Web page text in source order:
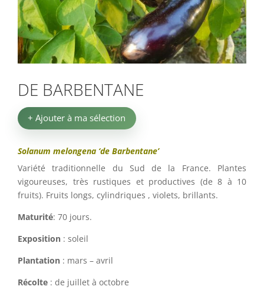
DE BARBENTANE
+ Ajouter à ma sélection
Solanum melongena ‘de Barbentane’
Variété traditionnelle du Sud de la France. Plantes
vigoureuses, très rustiques et productives (de 8 à 10
fruits). Fruits longs, cylindriques , violets, brillants.
Maturité: 70 jours.
Exposition : soleil
Plantation : mars – avril
Récolte : de juillet à octobre